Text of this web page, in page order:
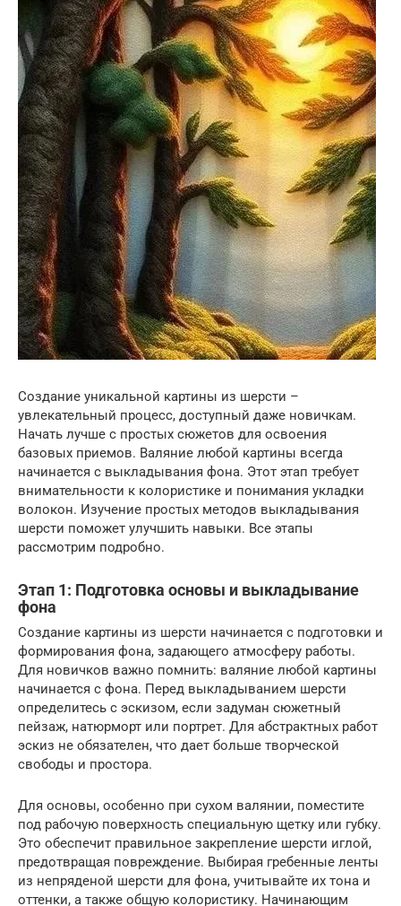
Создание уникальной картины из шерсти –
увлекательный процесс, доступный даже новичкам.
Начать лучше с простых сюжетов для освоения
базовых приемов. Валяние любой картины всегда
начинается с выкладывания фона. Этот этап требует
внимательности к колористике и понимания укладки
волокон. Изучение простых методов выкладывания
шерсти поможет улучшить навыки. Все этапы
рассмотрим подробно.
Этап 1: Подготовка основы и выкладывание
фона
Создание картины из шерсти начинается с подготовки и
формирования фона, задающего атмосферу работы.
Для новичков важно помнить: валяние любой картины
начинается с фона. Перед выкладыванием шерсти
определитесь с эскизом, если задуман сюжетный
пейзаж, натюрморт или портрет. Для абстрактных работ
эскиз не обязателен, что дает больше творческой
свободы и простора.
Для основы, особенно при сухом валянии, поместите
под рабочую поверхность специальную щетку или губку.
Это обеспечит правильное закрепление шерсти иглой,
предотвращая повреждение. Выбирая гребенные ленты
из непряденой шерсти для фона, учитывайте их тона и
оттенки, а также общую колористику. Начинающим